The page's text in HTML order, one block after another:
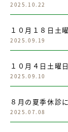
2025.10.22
１０月１８日土
2025.09.19
１０月４日土曜
2025.09.10
８月の夏季休診
2025.07.08